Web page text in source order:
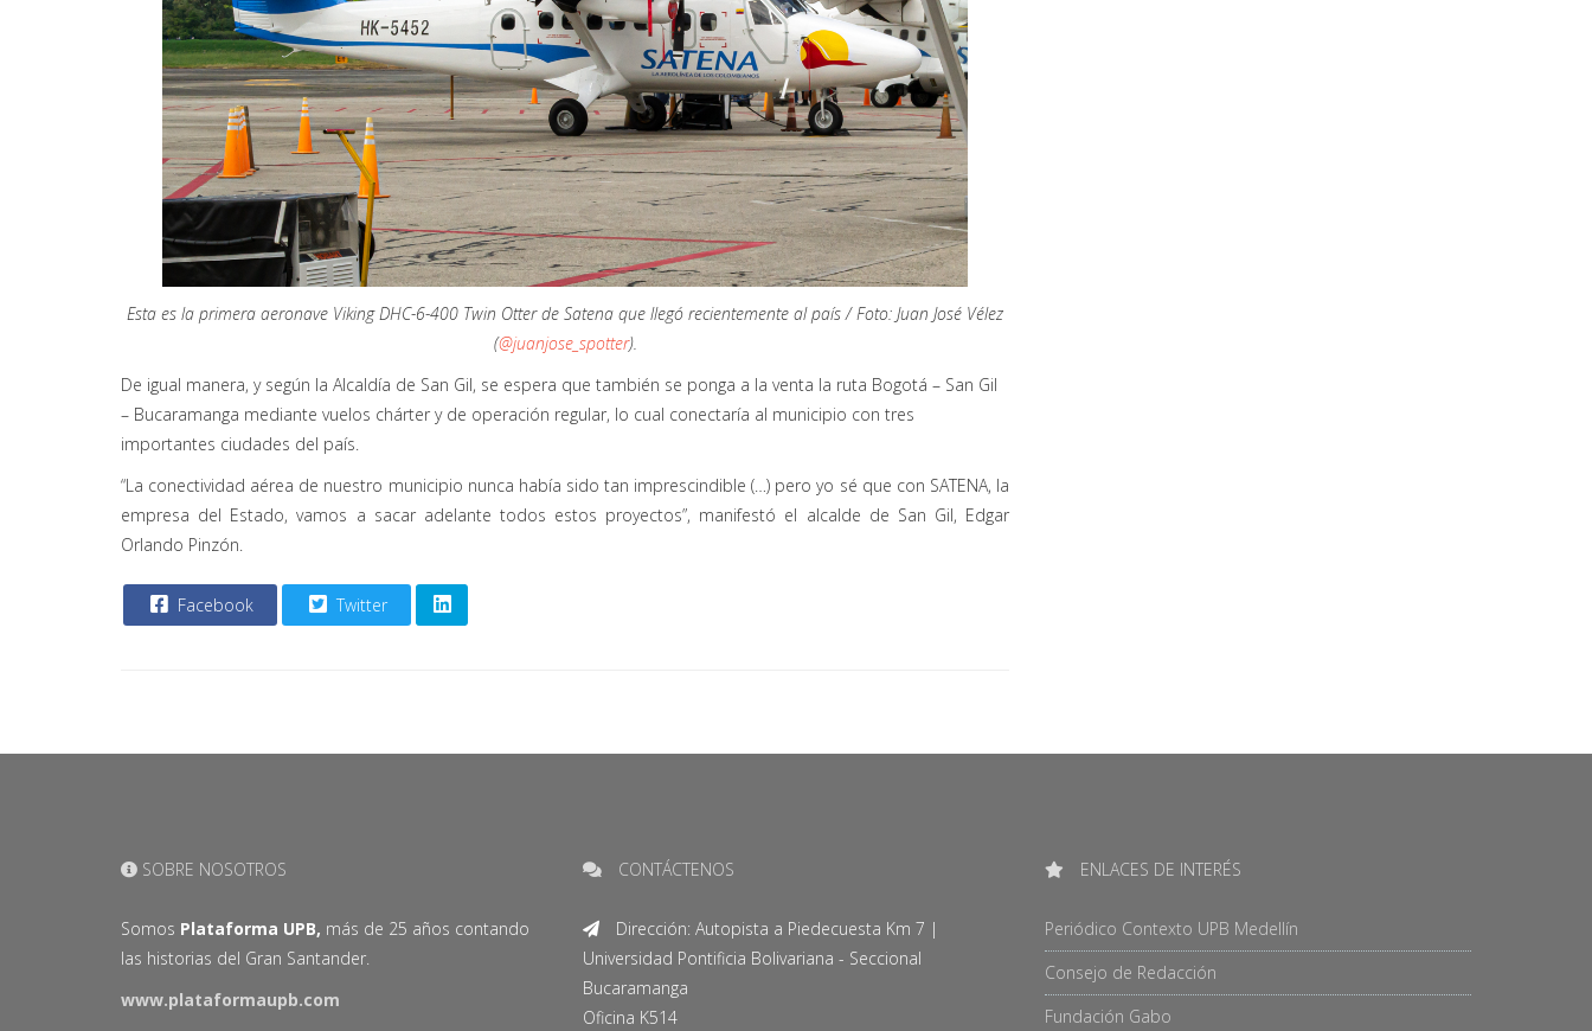
Esta es la primera aeronave Viking DHC-6-400 Twin Otter de Satena que llegó recientemente al país / Foto: Juan José Vélez
(@juanjose_spotter).
De igual manera, y según la Alcaldía de San Gil, se espera que también se ponga a la venta la ruta Bogotá – San Gil
– Bucaramanga mediante vuelos chárter y de operación regular, lo cual conectaría al municipio con tres
importantes ciudades del país.
“La conectividad aérea de nuestro municipio nunca había sido tan imprescindible (…) pero yo sé que con SATENA, la
empresa del Estado, vamos a sacar adelante todos estos proyectos”, manifestó el alcalde de San Gil, Edgar
Orlando Pinzón.
Facebook Twitter
SOBRE NOSOTROS
Somos Plataforma UPB, más de 25 años contando
las historias del Gran Santander.
www.plataformaupb.com
CONTÁCTENOS
Dirección: Autopista a Piedecuesta Km 7 |
Universidad Pontificia Bolivariana - Seccional
Bucaramanga
Oficina K514
ENLACES DE INTERÉS
Periódico Contexto UPB Medellín
Consejo de Redacción
Fundación Gabo